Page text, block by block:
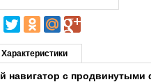
Характеристики
навигатор с продвинутыми